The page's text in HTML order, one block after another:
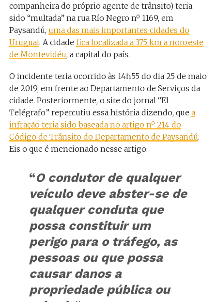
companheira do próprio agente de trânsito) teria
sido “multada” na rua Río Negro nº 1169, em
Paysandú, uma das mais importantes cidades do
Uruguai. A cidade fica localizada a 375 km a noroeste
de Montevidéu, a capital do país.
O incidente teria ocorrido às 14h55 do dia 25 de maio
de 2019, em frente ao Departamento de Serviços da
cidade. Posteriormente, o site do jornal “El
Telégrafo” repercutiu essa história dizendo, que a
infração teria sido baseada no artigo nº 214 do
Código de Trânsito do Departamento de Paysandú.
Eis o que é mencionado nesse artigo:
“Ocondutor de qualquer
veículo deve abster-se de
qualquer conduta que
possa constituir um
perigo para o tráfego, as
pessoas ou que possa
causar danos a
propriedade pública ou